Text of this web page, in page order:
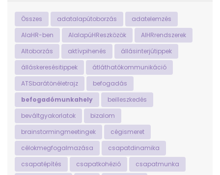
Összes adatalapútoborzás
adatelemzés
AIaHR-ben
AIalapúHReszközök
AIHRrendszerek
AItoborzás
aktívpihenés
állásinterjútippek
álláskeresésitippek
átláthatókommunikáció
ATSbarátönéletrajz
befogadás
befogadómunkahely
beilleszkedés
beváltgyakorlatok
bizalom
brainstormingmeetingek
cégismeret
célokmegfogalmazása
csapatdinamika
csapatépítés
csapatkohézió
csapatmunka